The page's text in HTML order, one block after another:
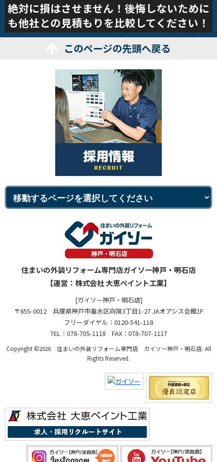
絶対に損はさせません！後悔しないために
も他社との見積もりを比較してください！
このページの先頭へ戻る
住まいの外装リフォーム専門店ガイソー神戸・明石店
【運営：株式会社 大恵ペイント工業】
[ガイソー神戸・明石店]
〒655-0012 兵庫県神戸市垂水区向陽3丁目1-27 JAオアシス会館1F
フリーダイヤル：0120-541-118
TEL：078-705-1118 FAX：078-707-1117
Copyright ©2026 住まいの外装リフォーム専門店 ガイソー神戸・明石店. All
Rights Reserved.